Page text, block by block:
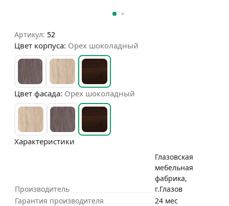
Артикул: 52
Цвет корпуса: Орех шоколадный
Цвет фасада: Орех шоколадный
Характеристики
Производитель
Глазовская
мебельная
фабрика,
г.Глазов
Гарантия производителя
24 мес